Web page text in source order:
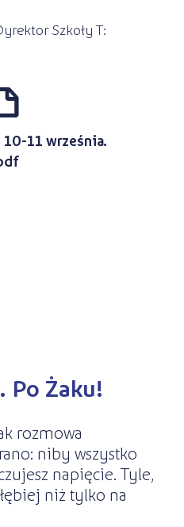
Szkoły T:
10-11 września.
Po Żaku!
rozmowa
niby wszystko
napięcie. Tyle,
niż tylko na